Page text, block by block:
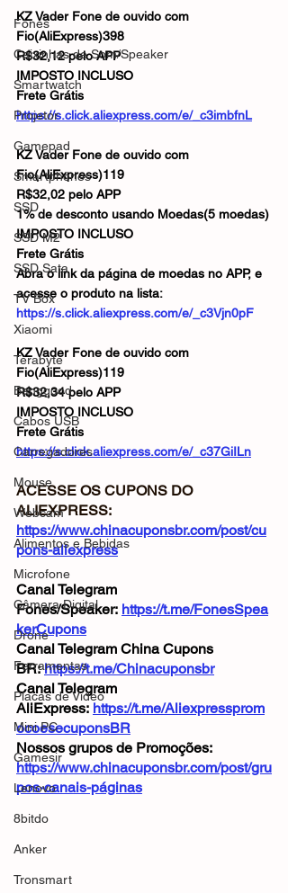
Fones
Caixinhas de Som/Speaker
Smartwatch
Projetor
Gamepad
Smartphones
SSD
SSD M2
SSD Sata
TV Box
Xiaomi
Terabyte
Banggood
Cabos USB
Carregadores
Mouse
Webcam
Alimentos e Bebidas
Microfone
Câmera Digital
Drone
Ferramentas
Placas de Vídeo
Mini PC
Gamesir
Lenovo
8bitdo
Anker
Tronsmart
KZ Vader Fone de ouvido com
Fio(AliExpress)398
R$32,12 pelo APP
IMPOSTO INCLUSO
Frete Grátis
https://s.click.aliexpress.com/e/_c3imbfnL
KZ Vader Fone de ouvido com
Fio(AliExpress)119
R$32,02 pelo APP
1% de desconto usando Moedas(5 moedas)
IMPOSTO INCLUSO
Frete Grátis
Abra o link da página de moedas no APP, e
acesse o produto na lista:
https://s.click.aliexpress.com/e/_c3Vjn0pF
KZ Vader Fone de ouvido com
Fio(AliExpress)119
R$32,34 pelo APP
IMPOSTO INCLUSO
Frete Grátis
https://s.click.aliexpress.com/e/_c37GiILn
ACESSE OS CUPONS DO
ALIEXPRESS:
https://www.chinacuponsbr.com/post/cu
pons-aliexpress
Canal Telegram
Fones/Speaker: https://t.me/FonesSpea
kerCupons
Canal Telegram China Cupons
BR: https://t.me/Chinacuponsbr
Canal Telegram
AliExpress: https://t.me/Aliexpressprom
ocoesecuponsBR
Nossos grupos de Promoções:
https://www.chinacuponsbr.com/post/gru
pos-canais-páginas